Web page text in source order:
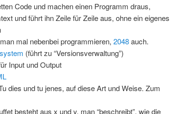
Code und machen einen Programm draus,
und führt ihn Zeile für Zeile aus, ohne ein eigenes
mal nebenbei programmieren, 2048auch.
(führt zu “Versionsverwaltung”)
Input und Output
dies und tu jenes, auf diese Art und Weise. Zum
besteht aus x und y, man “beschreibt”, wie die